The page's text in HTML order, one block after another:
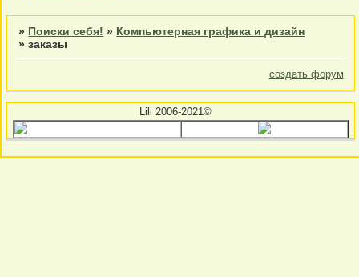
» Поиски себя! » Компьютерная графика и дизайн
»заказы
создать форум
Lili 2006-2021©